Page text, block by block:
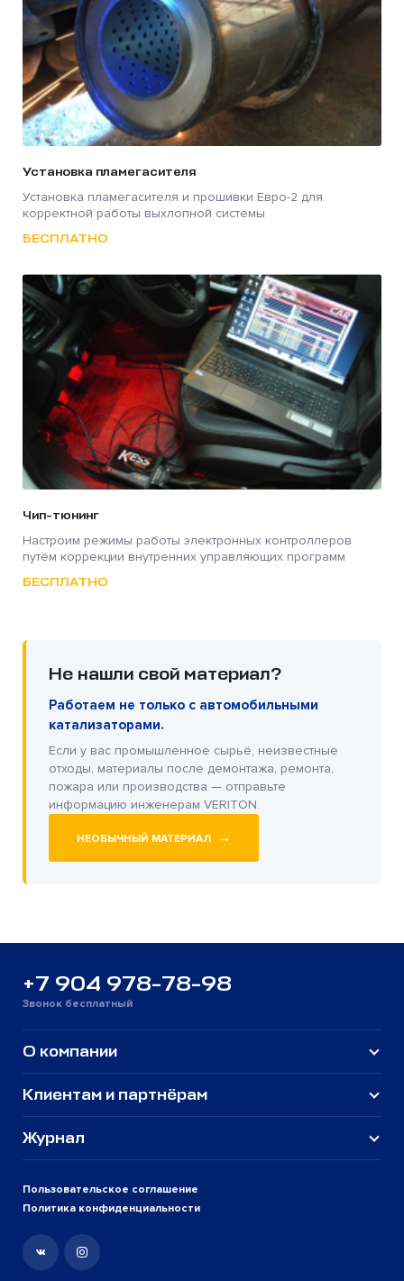
Установка пламегасителя
Установка пламегасителя и прошивки Евро-2 для
корректной работы выхлопной системы
БЕСПЛАТНО
Чип-тюнинг
Настроим режимы работы электронных контроллеров
путём коррекции внутренних управляющих программ
БЕСПЛАТНО
Не нашли свой материал?
Работаем не только с автомобильными
катализаторами.
Если у вас промышленное сырьё, неизвестные
отходы, материалы после демонтажа, ремонта,
пожара или производства — отправьте
информацию инженерам VERITON.
НЕОБЫЧНЫЙ МАТЕРИАЛ →
+7 904 978-78-98
Звонок бесплатный
Пользовательское соглашение
Политика конфиденциальности
О компании
Клиентам и партнёрам
Журнал